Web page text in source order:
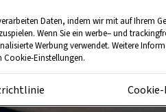
Daten, indem wir mit auf Ihrem
Wenn Sie ein werbe– und
Werbung verwendet. Weitere
Einstellungen.